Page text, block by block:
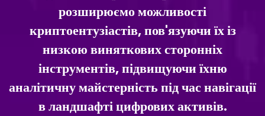
розширюємо можливості
криптоентузіастів, пов'язуючи їх із
низкою виняткових сторонніх
інструментів, підвищуючи їхню
аналітичну майстерність під час навігації
в ландшафті цифрових активів.